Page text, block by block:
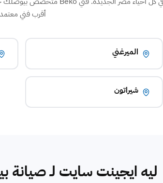
أقرب فني
الميرغني
شيراتون
ليه ايجينت سايت لـ صيانة